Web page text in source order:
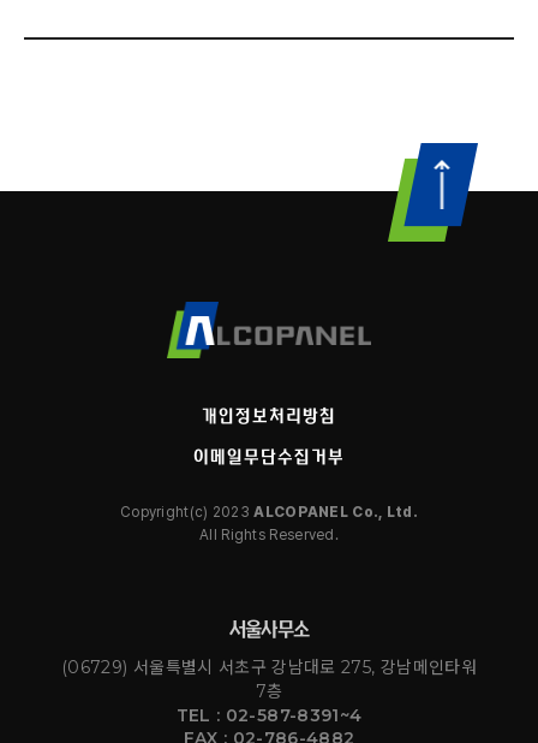
개인정보처리방침
이메일무단수집거부
Copyright(c) 2023ALCOPANEL Co., Ltd.
All Rights Reserved.
서울사무소
(06729) 서울특별시 서초구 강남대로 275, 강남메인타워
7층
TEL : 02-587-8391~4
FAX : 02-786-4882